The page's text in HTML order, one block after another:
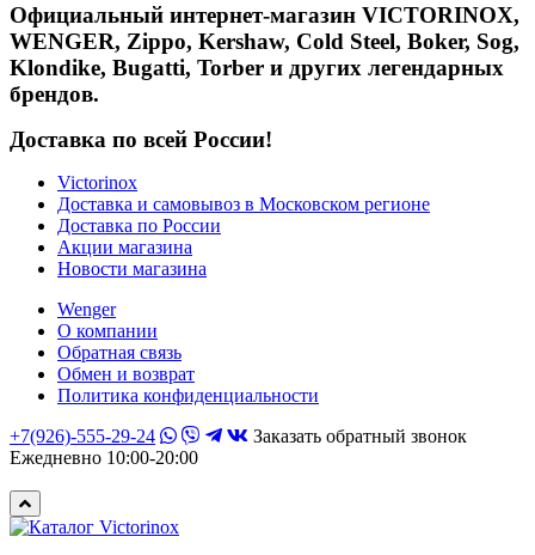
Официальный интернет-магазин VICTORINOX,
WENGER, Zippo, Kershaw, Cold Steel, Boker, Sog,
Klondike, Bugatti, Torber и других легендарных
брендов.
Доставка по всей России!
Victorinox
Доставка и самовывоз в Московском регионе
Доставка по России
Акции магазина
Новости магазина
Wenger
О компании
Обратная связь
Обмен и возврат
Политика конфиденциальности
+7(926)-555-29-24
Заказать обратный звонок
Ежедневно 10:00-20:00